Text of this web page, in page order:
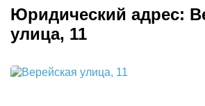
Юридический адрес:
улица, 11